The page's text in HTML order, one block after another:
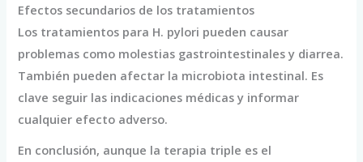
Efectos secundarios de los tratamientos
Los tratamientos para H. pylori pueden causar
problemas como molestias gastrointestinales y diarrea.
También pueden afectar la microbiota intestinal. Es
clave seguir las indicaciones médicas y informar
cualquier efecto adverso.
En conclusión, aunque la terapia triple es el